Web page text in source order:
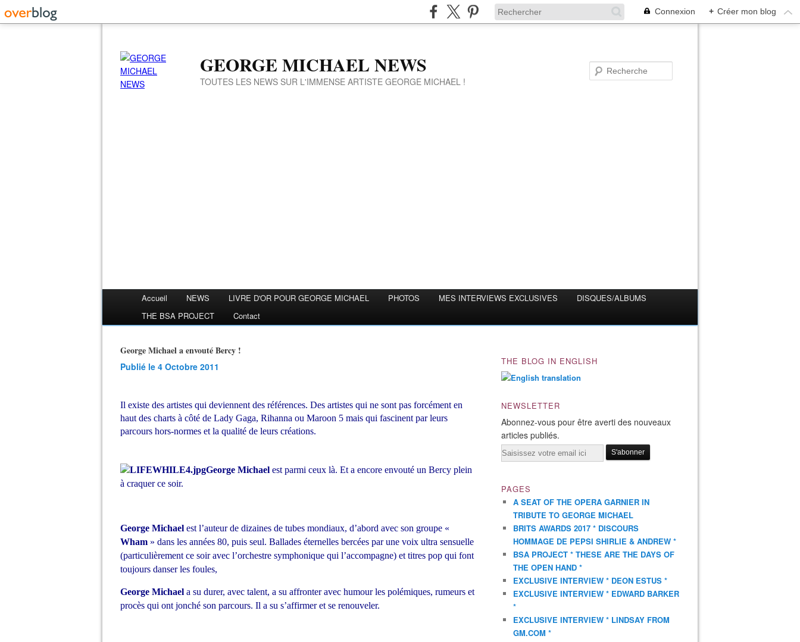
Connexion + Créer mon blog
GEORGE MICHAEL NEWS
TOUTES LES NEWS SUR L'IMMENSE ARTISTE GEORGE MICHAEL !
Accueil NEWS LIVRE D'OR POUR GEORGE MICHAEL PHOTOS MES INTERVIEWS EXCLUSIVES
DISQUES/ALBUMS
THE BSA PROJECT
Contact
George Michael a envouté Bercy !
Publié le 4 Octobre 2011
Il existe des artistes qui deviennent des références. Des artistes qui ne sont pas forcément en
haut des charts à côté de Lady Gaga, Rihanna ou Maroon 5 mais qui fascinent par leurs
parcours hors-normes et la qualité de leurs créations.
George Michael est parmi ceux là. Et a encore envouté un Bercy plein
à craquer ce soir.
George Michael est l’auteur de dizaines de tubes mondiaux, d’abord avec son groupe «
Wham » dans les années 80, puis seul. Ballades éternelles bercées par une voix ultra sensuelle
(particulièrement ce soir avec l’orchestre symphonique qui l’accompagne) et titres pop qui font
toujours danser les foules,
George Michael a su durer, avec talent, a su affronter avec humour les polémiques, rumeurs et
procès qui ont jonché son parcours. Il a su s’affirmer et se renouveler.
THE BLOG IN ENGLISH
NEWSLETTER
Abonnez-vous pour être averti des nouveaux
articles publiés.
Email
PAGES
A SEAT OF THE OPERA GARNIER IN
TRIBUTE TO GEORGE MICHAEL
BRITS AWARDS 2017 * DISCOURS
HOMMAGE DE PEPSI SHIRLIE & ANDREW *
BSA PROJECT * THESE ARE THE DAYS OF
THE OPEN HAND *
EXCLUSIVE INTERVIEW * DEON ESTUS *
EXCLUSIVE INTERVIEW * EDWARD BARKER
*
EXCLUSIVE INTERVIEW * LINDSAY FROM
GM.COM *